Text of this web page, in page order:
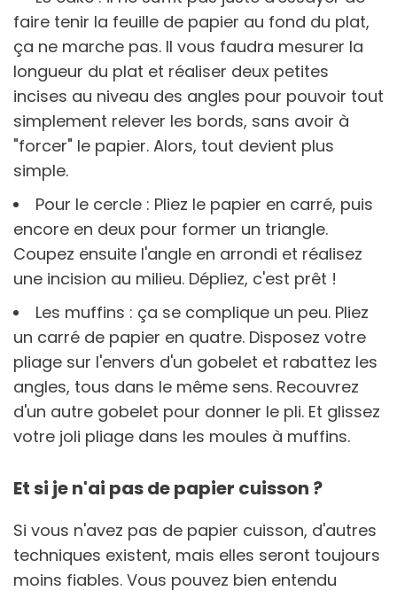
faire tenir la feuille de papier au fond du plat,
ça ne marche pas. Il vous faudra mesurer la
longueur du plat et réaliser deux petites
incises au niveau des angles pour pouvoir tout
simplement relever les bords, sans avoir à
"forcer" le papier. Alors, tout devient plus
simple.
Pour le cercle : Pliez le papier en carré, puis
encore en deux pour former un triangle.
Coupez ensuite l'angle en arrondi et réalisez
une incision au milieu. Dépliez, c'est prêt !
Les muffins : ça se complique un peu. Pliez
un carré de papier en quatre. Disposez votre
pliage sur l'envers d'un gobelet et rabattez les
angles, tous dans le même sens. Recouvrez
d'un autre gobelet pour donner le pli. Et glissez
votre joli pliage dans les moules à muffins.
Et si je n'ai pas de papier cuisson ?
Si vous n'avez pas de papier cuisson, d'autres
techniques existent, mais elles seront toujours
moins fiables. Vous pouvez bien entendu